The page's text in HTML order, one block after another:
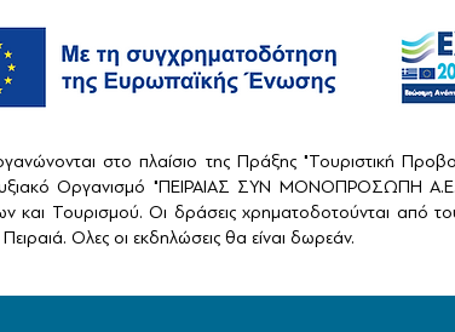
στο πλαίσιο της Πράξης "Τουριστική
Οργανισμό "ΠΕΙΡΑΙΑΣ ΣΥΝ ΜΟΝΟΠΡΟΣΩΠΗ Α.Ε."
και Τουρισμού. Οι δράσεις χρηματοδοτούνται από
Ολες οι εκδηλώσεις θα είναι δωρεάν.